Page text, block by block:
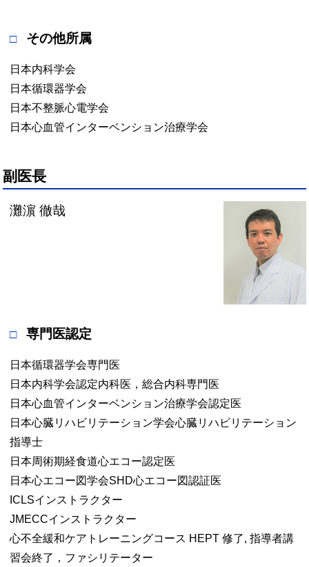
その他所属
日本内科学会
日本循環器学会
日本不整脈心電学会
日本心血管インターベンション治療学会
副医長
灘濵 徹哉
専門医認定
日本循環器学会専門医
日本内科学会認定内科医，総合内科専門医
日本心血管インターベンション治療学会認定医
日本心臓リハビリテーション学会心臓リハビリテーション
指導士
日本周術期経食道心エコー認定医
日本心エコー図学会SHD心エコー図認証医
ICLSインストラクター
JMECCインストラクター
心不全緩和ケアトレーニングコース HEPT 修了, 指導者講
習会終了，ファシリテーター